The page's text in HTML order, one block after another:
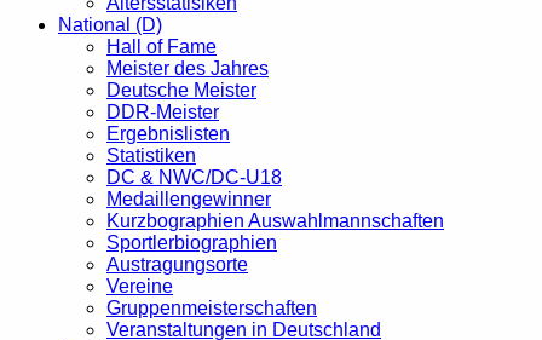
National (D)
Hall of Fame
Meister des Jahres
Deutsche Meister
DDR-Meister
Ergebnislisten
Statistiken
DC & NWC/DC-U18
Medaillengewinner
Kurzbographien Auswahlmannschaften
Sportlerbiographien
Austragungsorte
Vereine
Gruppenmeisterschaften
Veranstaltungen in Deutschland